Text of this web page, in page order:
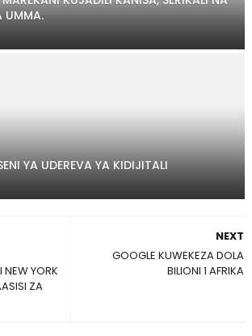
UMMA.
YA UDEREVA YA KIDIJITALI
NEXT
GOOGLE KUWEKEZA DOLA
BILIONI 1 AFRIKA
YORK
ZA